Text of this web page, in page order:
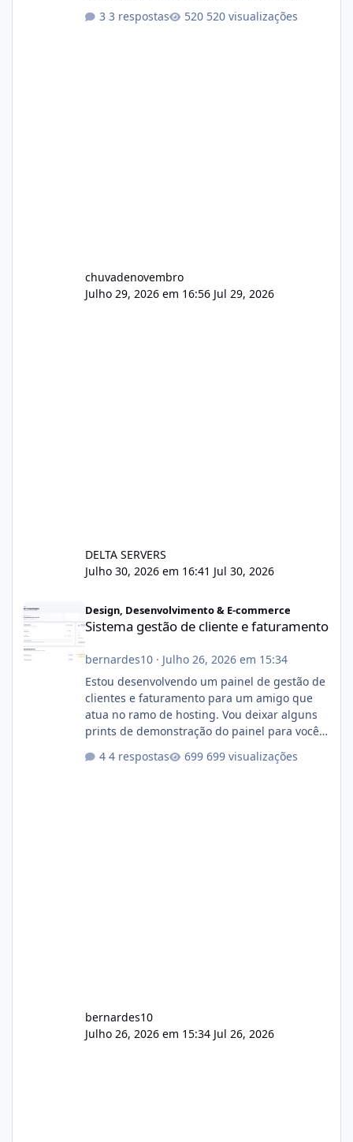
3 respostas 520 visualizações
chuvadenovembro
Julho 29, 2026 em 16:56 Jul 29, 2026
DELTA SERVERS
Julho 30, 2026 em 16:41 Jul 30, 2026
Design, Desenvolvimento & E-commerce
Sistema gestão de cliente e faturamento
bernardes10· Julho 26, 2026 em 15:34
Estou desenvolvendo um painel de gestão de
clientes e faturamento para um amigo que
atua no ramo de hosting. Vou deixar alguns
prints de demonstração do painel para vocês
com cerca de 80% concluído e conta com
4 respostas 699 visualizações
bernardes10
Julho 26, 2026 em 15:34 Jul 26, 2026